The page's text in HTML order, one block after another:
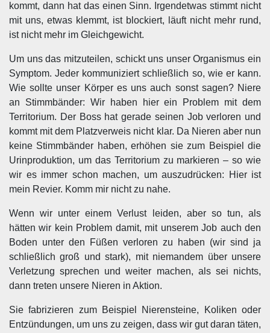
kommt, dann hat das einen Sinn. Irgendetwas stimmt nicht
mit uns, etwas klemmt, ist blockiert, läuft nicht mehr rund,
ist nicht mehr im Gleichgewicht.
Um uns das mitzuteilen, schickt uns unser Organismus ein
Symptom. Jeder kommuniziert schließlich so, wie er kann.
Wie sollte unser Körper es uns auch sonst sagen? Niere
an Stimmbänder: Wir haben hier ein Problem mit dem
Territorium. Der Boss hat gerade seinen Job verloren und
kommt mit dem Platzverweis nicht klar. Da Nieren aber nun
keine Stimmbänder haben, erhöhen sie zum Beispiel die
Urinproduktion, um das Territorium zu markieren – so wie
wir es immer schon machen, um auszudrücken: Hier ist
mein Revier. Komm mir nicht zu nahe.
Wenn wir unter einem Verlust leiden, aber so tun, als
hätten wir kein Problem damit, mit unserem Job auch den
Boden unter den Füßen verloren zu haben (wir sind ja
schließlich groß und stark), mit niemandem über unsere
Verletzung sprechen und weiter machen, als sei nichts,
dann treten unsere Nieren in Aktion.
Sie fabrizieren zum Beispiel Nierensteine, Koliken oder
Entzündungen, um uns zu zeigen, dass wir gut daran täten,